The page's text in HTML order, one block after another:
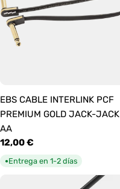
EBS CABLE INTERLINK PCF
PREMIUM GOLD JACK-JACK
AA
Precio
habitual
12,00 €
●Entrega en 1-2 días